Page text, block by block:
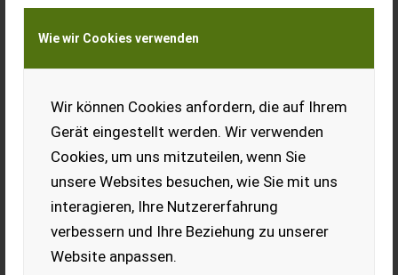
Wie wir Cookies verwenden
Wir können Cookies anfordern, die auf Ihrem
Gerät eingestellt werden. Wir verwenden
Cookies, um uns mitzuteilen, wenn Sie
unsere Websites besuchen, wie Sie mit uns
interagieren, Ihre Nutzererfahrung
verbessern und Ihre Beziehung zu unserer
Website anpassen.
Meine Transportkostenanfrage
Transport von Land- und Baumaschinen –
KEINE Tiertransporte
Sonstige MAESTRO
== Overige details (NL) == Quantity: 1 Unit: Stuk De eerste op
accu werkende versnipperaar Reeds meer dan 38 jaar draagt
ELIET zorg voor de schoon...
EUR 1.299 MwSt nicht ausweisbar